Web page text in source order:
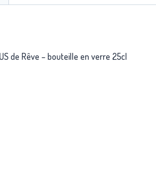
de Rêve – bouteille en verre 25cl